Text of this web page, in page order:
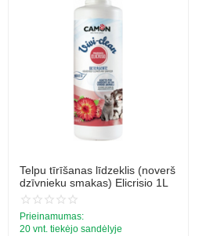
Telpu tīrīšanas līdzeklis (noverš
dzīvnieku smakas) Elicrisio 1L
Prieinamumas:
20 vnt. tiekėjo sandėlyje